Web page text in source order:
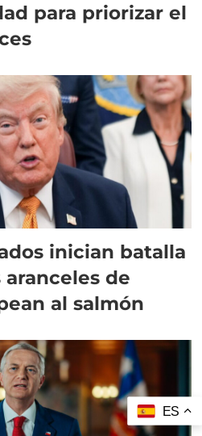
para priorizar el
inician batalla
de
al salmón
ES